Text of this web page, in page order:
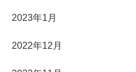
2023年1月
2022年12月